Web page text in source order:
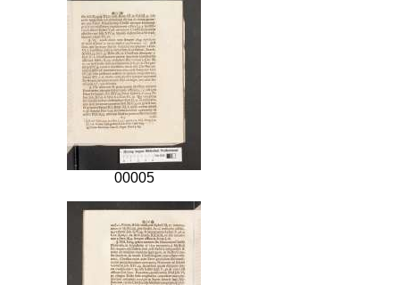
00005